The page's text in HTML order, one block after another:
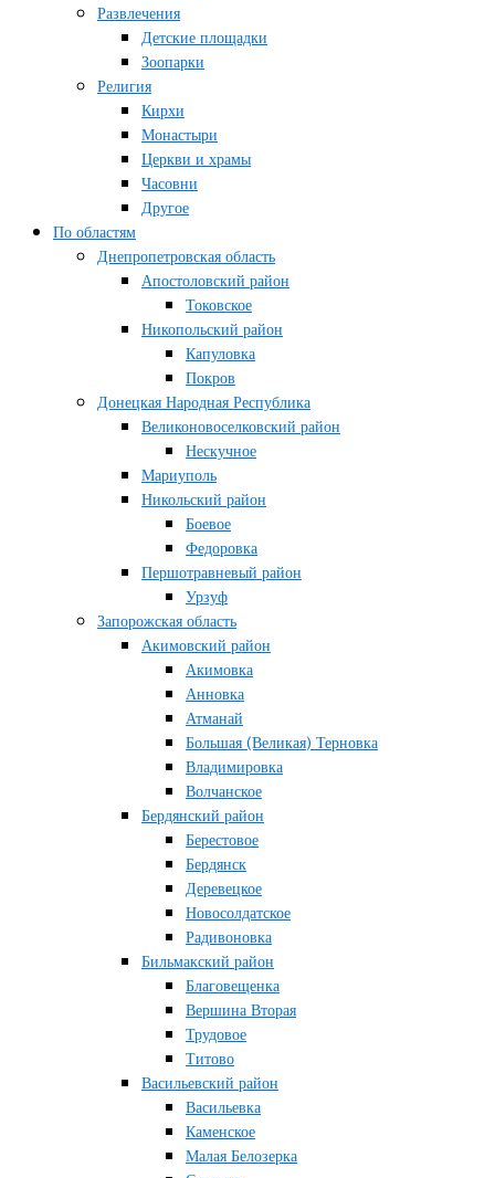
Развлечения
Детские площадки
Зоопарки
Религия
Кирхи
Монастыри
Церкви и храмы
Часовни
Другое
По областям
Днепропетровская область
Апостоловский район
Токовское
Никопольский район
Капуловка
Покров
Донецкая Народная Республика
Великоновоселковский район
Нескучное
Мариуполь
Никольский район
Боевое
Федоровка
Першотравневый район
Урзуф
Запорожская область
Акимовский район
Акимовка
Анновка
Атманай
Большая (Великая) Терновка
Владимировка
Волчанское
Бердянский район
Берестовое
Бердянск
Деревецкое
Новосолдатское
Радивоновка
Бильмакский район
Благовещенка
Вершина Вторая
Трудовое
Титово
Васильевский район
Васильевка
Каменское
Малая Белозерка